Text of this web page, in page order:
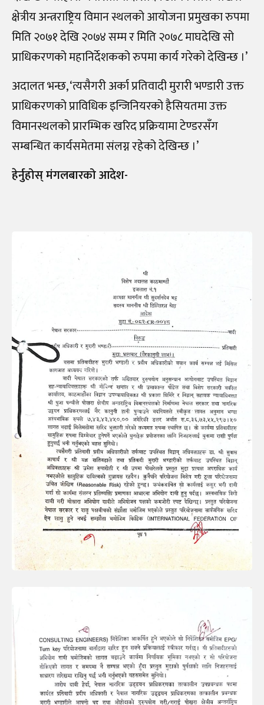
क्षेत्रीय अन्त्रराष्ट्रिय विमान स्थलको आयोजना प्रमुखका रुपमा
मिति २०७१ देखि २०७४ सम्म र मिति २०७८ माघदेखि सो
प्राधिकरणको महानिर्देशकको रुपमा कार्य गरेको देखिन्छ ।’
अदालत भन्छ, ‘त्यसैगरी अर्का प्रतिवादी मुरारी भण्डारी उक्त
प्राधिकरणको प्राविधिक इन्जिनियरको हैसियतमा उक्त
विमानस्थलको प्रारम्भिक खरिद प्रक्रियामा टेण्डरसँग
सम्बन्धित कार्यसमेतमा संलग्न रहेको देखिन्छ ।’
हेर्नुहोस् म‌ंगलबारको आदेश-